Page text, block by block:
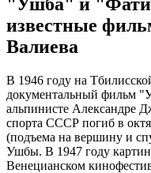
известные
Валиева
В 1946 году на
документальный фильм
альпинисте Александре
спорта СССР погиб в
(подъема на вершину и
Ушбы. В 1947 году
Венецианском